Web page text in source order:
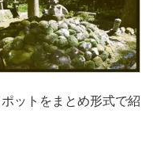
ットをまとめ形式で紹